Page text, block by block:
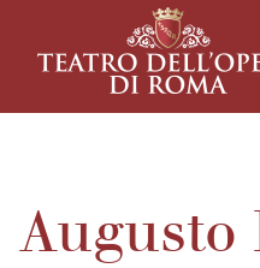
Augusto